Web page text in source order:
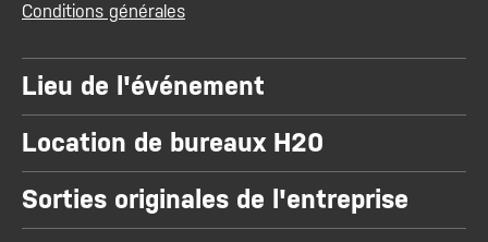
Conditions générales
Lieu de l'événement
Location de bureaux H20
Sorties originales de l'entreprise